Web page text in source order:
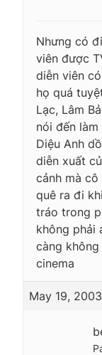
Nhưng có
viên được
diễn viên
họ quá
Lạc, Lâm
nói đến
Diệu Anh
diễn xuất
cảnh mà
quê ra đi
tráo trong
không phải
càng
cinema
May 19,